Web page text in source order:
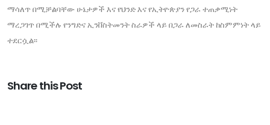
ማሳለጥ በሚቻልባቸው ሁኔታዎች እና የህንድ እና የኢትዮጵያን የጋራ ተጠቃሚነት
ማረጋገጥ በሚችሉ የንግድና ኢንቨስትመንት ስራዎች ላይ በጋራ ለመስራት ከስምምነት ላይ
ተደርሷል፡፡
Share this Post